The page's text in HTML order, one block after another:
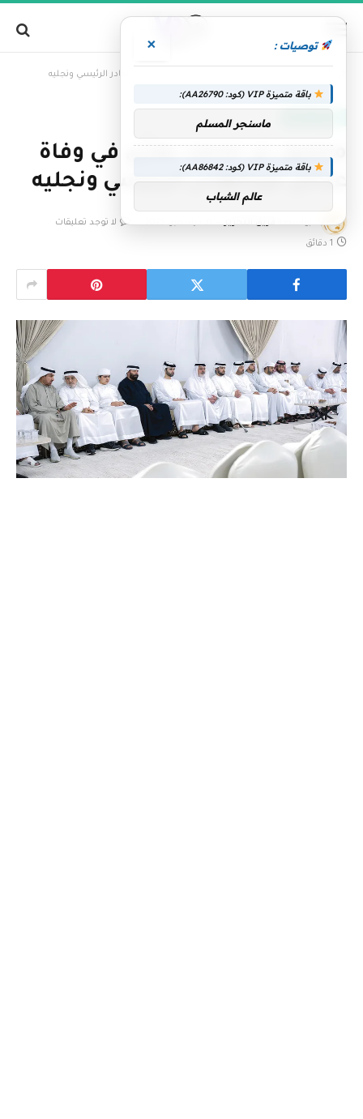
منصور بن محمد يعزّي في وفاة عدنان عبدالقادر الرئيسي ونجليه
منصور بن محمد يعزّي في وفاة
عدنان عبدالقادر الرئيسي ونجليه
بواسطة فريق التحرير 31 ديسمبر، 2025 لا توجد تعليقات
1 دقائق
توصيات : ×
باقة متميزة VIP (كود: AA26790):
ماسنجر المسلم
باقة متميزة VIP (كود: AA86842):
عالم الشباب